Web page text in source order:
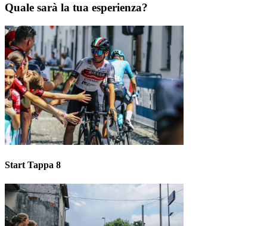
Quale sarà la tua esperienza?
Start Tappa 8